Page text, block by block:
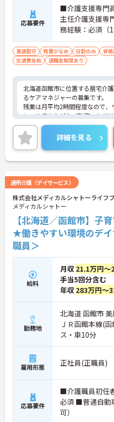
応募要件
■介護支援専門
主任介護支援
務経験：必須
xcel・Word・介
度 ■普通自動
車通勤可 残業少なめ 日勤のみ 資
交通費支給
退職金制度あり
北海道函館市に位置する居宅介
るケアマネジャーの募集です。
残業は月平均2時間程度なので、
ンスを保ちながらご勤務いただ
ャーとしてのこれまでの業務経
勤務いただける職場環境です。
ご興味のある方には、面接対策
に詳細をお話しいたしますので
さい！
詳細を見る
通所介護（デイサービス）
株式会社メディカルシャトーライフ
メディカルシャトー
【北海道／函館市】子
★働きやすい環境のデ
職員＞
給料
月収 21.1万円～
手当5回分含む
年収 283万円～
勤務地
北海道 函館市
ＪＲ函館本線(
ス・車10分
雇用形態 正社員(正職員)
応募要件
■介護職員初任
必須 ■普通自動
可）